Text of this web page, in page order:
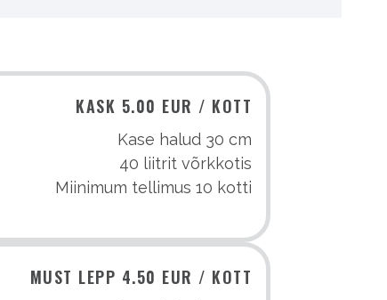
KASK 5.00 EUR / KOTT
Kase halud 30 cm
40 liitrit võrkkotis
Miinimum tellimus 10 kotti
MUST LEPP 4.50 EUR / KOTT